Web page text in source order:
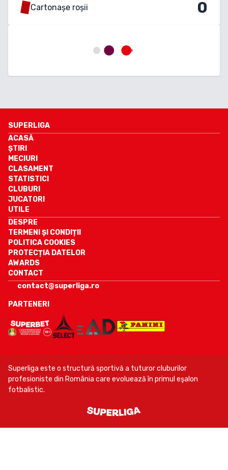
Cartonașe roșii 0
SUPERLIGA
ACASĂ
ȘTIRI
MECIURI
CLASAMENT
STATISTICI
CLUBURI
JUCATORI
UTILE
DESPRE
TERMENI ȘI CONDIȚII
POLITICA COOKIES
PROTECȚIA DATELOR
AWARDS
CONTACT
contact@superliga.ro
PARTENERI
Superliga este o structură sportivă a tuturor cluburilor
profesioniste din România care evoluează în primul eşalon
fotbalistic.